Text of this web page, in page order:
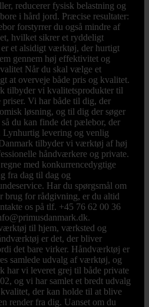
reducerer fysisk belastning og
i hård jord. Præcise resultater:
forstyrrer du også mindre af
hvilket sikrer et ryddeligt
er et alsidigt værktøj, der hurtigt
gennem høj effektivitet og
Når du skal vælge et
at overveje både pris og kvalitet.
tilbyder vi kvalitetsprodukter til
Vi har både til dig, der
løsning, og til dig der søger
du kan finde det pælebor, der
Lynhurtig levering og venlig
tilbyder vi værktøj af høj
håndværkere og private.
med konkurrencedygtige
fra dag til dag og
Har du spørgsmål om
brug for rådgivning, er du altid
os på tlf. +45 76 62 00 36
til hjem, værksted og
er det, der bliver
det bare virker. Håndværktøj er
samlede udvalg af værktøj, og
har vi leveret grej til både private
og vi har samlet et bredt udvalg
der kan holde til at blive
render fra dig. Uanset om du